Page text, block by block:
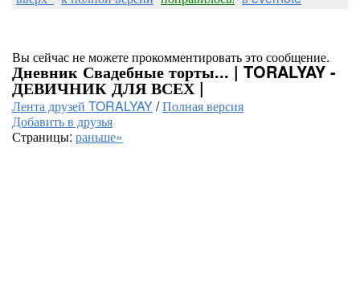
Вы сейчас не можете прокомментировать это сообщение.
Дневник Свадебные торты... | TORALYAY -
ДЕВИЧНИК ДЛЯ ВСЕХ |
Лента друзей TORALYAY/Полная версия
Добавить в друзья
Страницы: раньше»